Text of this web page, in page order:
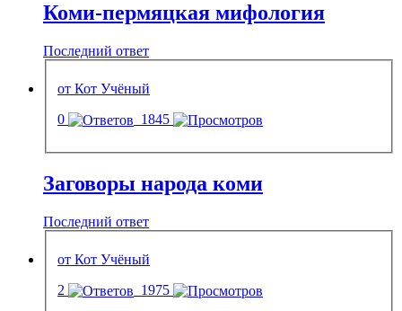
Коми-пермяцкая мифология
Последний ответ
от Кот Учёный
0
1845
Заговоры народа коми
Последний ответ
от Кот Учёный
2
1975